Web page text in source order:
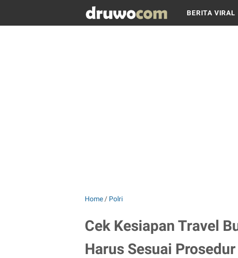
BERITA VIRAL
Home / Polri
Cek Kesiapan Travel
Harus Sesuai